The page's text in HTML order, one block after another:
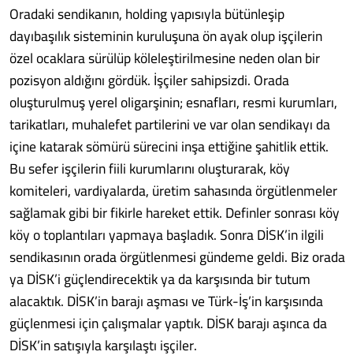
Oradaki sendikanın, holding yapısıyla bütünleşip
dayıbaşılık sisteminin kuruluşuna ön ayak olup işçilerin
özel ocaklara sürülüp köleleştirilmesine neden olan bir
pozisyon aldığını gördük. İşçiler sahipsizdi. Orada
oluşturulmuş yerel oligarşinin; esnafları, resmi kurumları,
tarikatları, muhalefet partilerini ve var olan sendikayı da
içine katarak sömürü sürecini inşa ettiğine şahitlik ettik.
Bu sefer işçilerin fiili kurumlarını oluşturarak, köy
komiteleri, vardiyalarda, üretim sahasında örgütlenmeler
sağlamak gibi bir fikirle hareket ettik. Definler sonrası köy
köy o toplantıları yapmaya başladık. Sonra DİSK’in ilgili
sendikasının orada örgütlenmesi gündeme geldi. Biz orada
ya DİSK’i güçlendirecektik ya da karşısında bir tutum
alacaktık. DİSK’in barajı aşması ve Türk-İş’in karşısında
güçlenmesi için çalışmalar yaptık. DİSK barajı aşınca da
DİSK’in satışıyla karşılaştı işçiler.